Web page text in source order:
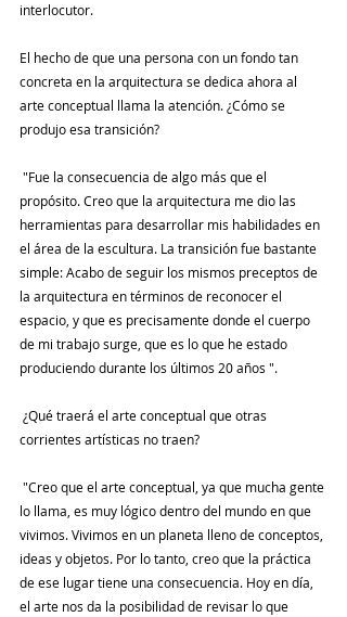
interlocutor.
El hecho de que una persona con un fondo tan
concreta en la arquitectura se dedica ahora al
arte conceptual llama la atención. ¿Cómo se
produjo esa transición?
propósito. Creo que la arquitectura me dio las
herramientas para desarrollar mis habilidades en
el área de la escultura. La transición fue bastante
simple: Acabo de seguir los mismos preceptos de
la arquitectura en términos de reconocer el
espacio, y que es precisamente donde el cuerpo
de mi trabajo surge, que es lo que he estado
produciendo durante los últimos 20 años ".
corrientes artísticas no traen?
lo llama, es muy lógico dentro del mundo en que
vivimos. Vivimos en un planeta lleno de conceptos,
ideas y objetos. Por lo tanto, creo que la práctica
de ese lugar tiene una consecuencia. Hoy en día,
el arte nos da la posibilidad de revisar lo que